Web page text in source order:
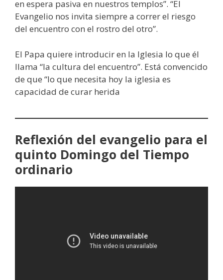
en espera pasiva en nuestros templos”. “El
Evangelio nos invita siempre a correr el riesgo
del encuentro con el rostro del otro”.
El Papa quiere introducir en la Iglesia lo que él
llama “la cultura del encuentro”. Está convencido
de que “lo que necesita hoy la iglesia es
capacidad de curar herida
Reflexión del evangelio para el
quinto Domingo del Tiempo
ordinario